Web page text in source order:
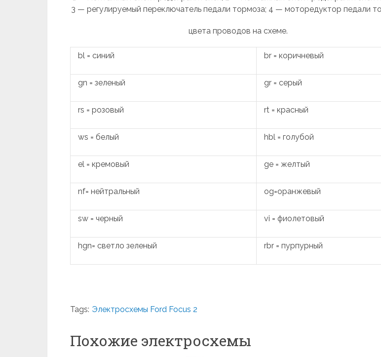
3 — регулируемый переключатель педали тормоза; 4 — моторедуктор педали
цвета проводов на схеме.
bl = синий br = коричневый
gn = зеленый gr = серый
rs = розовый rt = красный
ws = белый hbl = голубой
el = кремовый ge = желтый
nf= нейтральный og=оранжевый
sw = черный vi = фиолетовый
hgn= светло зеленый rbr = пурпурный
Tags: Электросхемы Ford Focus 2
Похожие электросхемы